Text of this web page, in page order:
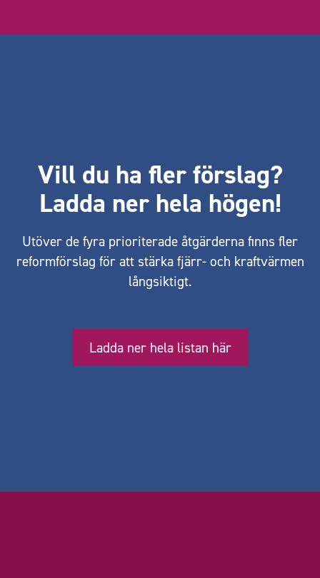
Vill du ha fler förslag?
Ladda ner hela högen!
Utöver de fyra prioriterade åtgärderna finns fler
reformförslag för att stärka fjärr- och kraftvärmen
långsiktigt.
Ladda ner hela listan här